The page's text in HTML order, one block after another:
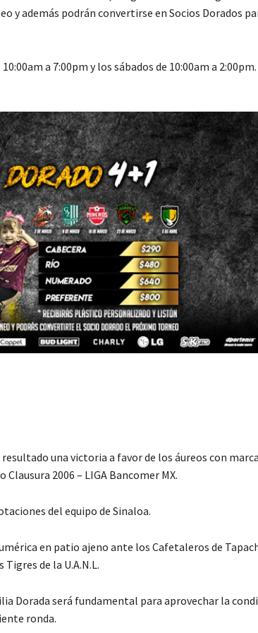
y además podrán convertirse en Socios Dorados
a 7:00pm y los sábados de 10:00am a 2:00pm.
una victoria a favor de los áureos con
2006 – LIGA Bancomer MX.
del equipo de Sinaloa.
en patio ajeno ante los Cafetaleros de
de la U.A.N.L.
Dorada será fundamental para aprovechar la
ronda.